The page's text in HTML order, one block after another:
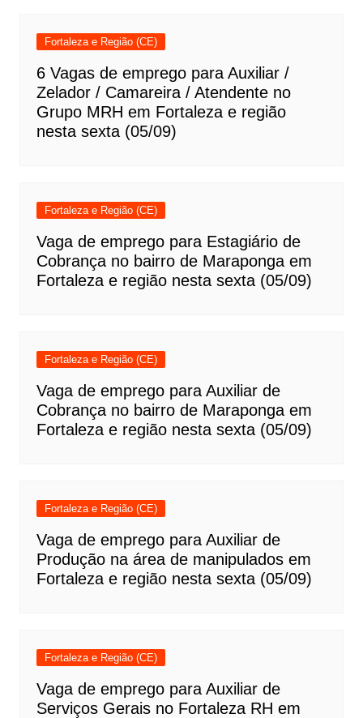
Fortaleza e Região (CE)
6 Vagas de emprego para Auxiliar /
Zelador / Camareira / Atendente no
Grupo MRH em Fortaleza e região
nesta sexta (05/09)
Fortaleza e Região (CE)
Vaga de emprego para Estagiário de
Cobrança no bairro de Maraponga em
Fortaleza e região nesta sexta (05/09)
Fortaleza e Região (CE)
Vaga de emprego para Auxiliar de
Cobrança no bairro de Maraponga em
Fortaleza e região nesta sexta (05/09)
Fortaleza e Região (CE)
Vaga de emprego para Auxiliar de
Produção na área de manipulados em
Fortaleza e região nesta sexta (05/09)
Fortaleza e Região (CE)
Vaga de emprego para Auxiliar de
Serviços Gerais no Fortaleza RH em